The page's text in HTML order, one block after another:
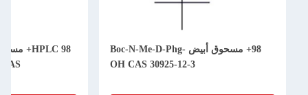
98+ مسحوق أبيض Boc-N-Me-D-Phg-
OH CAS 30925-12-3
0 CAS